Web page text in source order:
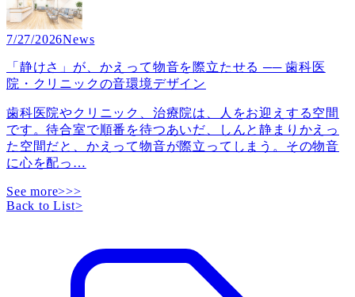
7/27/2026News
「静けさ」が、かえって物音を際立たせる ── 歯科医
院・クリニックの音環境デザイン
歯科医院やクリニック、治療院は、人をお迎えする空間
です。待合室で順番を待つあいだ、しんと静まりかえっ
た空間だと、かえって物音が際立ってしまう。その物音
に心を配っ …
See more>>>
Back to List>